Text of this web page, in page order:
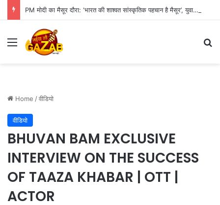
PM मोदी का मैसूर दौरा: ‘भारत की शाश्वत सांस्कृतिक पहचान है मैसूर’, युवाओं को दिया बड़ा संदेश
Menu
Home /वीडियो
वीडियो
BHUVAN BAM EXCLUSIVE
INTERVIEW ON THE SUCCESS
OF TAAZA KHABAR | OTT |
ACTOR